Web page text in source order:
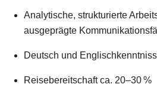
Analytische, strukturierte
ausgeprägte
Deutsch und
Reisebereitschaft ca. 20–30 %